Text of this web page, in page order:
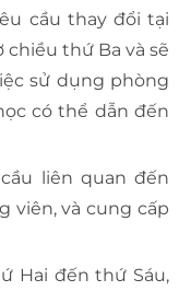
cầu thay đổi tại
thứ Ba và sẽ
sử dụng phòng
có thể dẫn đến
liên quan đến
viên, và cung cấp
Hai đến thứ Sáu,